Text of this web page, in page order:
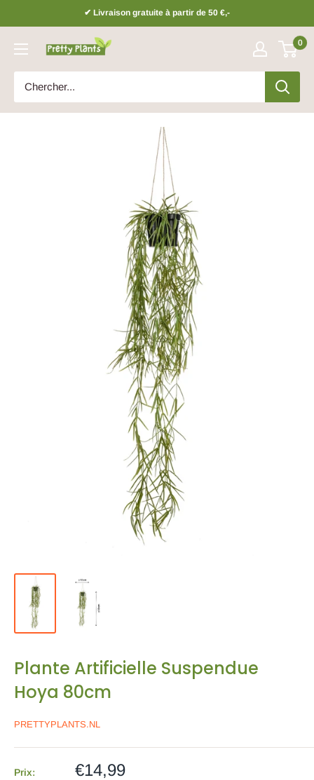
✔ Livraison gratuite à partir de 50 €,-
Prettyplants.be 0
Plante Artificielle Suspendue
Hoya 80cm
PRETTYPLANTS.NL
Prix:
Prix
€14,99